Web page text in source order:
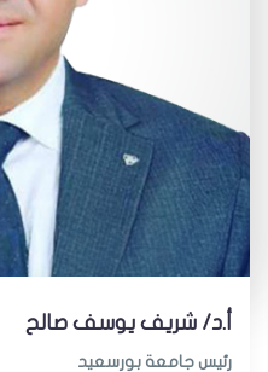
أ.د/ شريف يوسف صالح
رئيس جامعة بورسعيد